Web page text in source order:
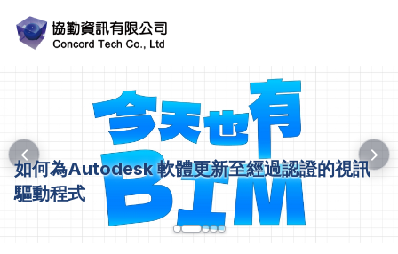
如何為Autodesk 軟體更新至經過認證的視訊
驅動程式